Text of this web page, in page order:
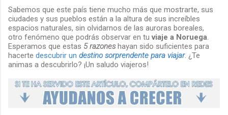
Sabemos que este país tiene mucho más que mostrarte, sus
ciudades y sus pueblos están a la altura de sus increíbles
espacios naturales, sin olvidarnos de las auroras boreales,
otro fenómeno que podrás observar en tuviaje a Noruega.
Esperamos que estas 5 razoneshayan sido suficientes para
hacerte descubrir un destino sorprendente para viajar. ¿Te
animas a descubrirlo? ¡Un saludo viajeros!